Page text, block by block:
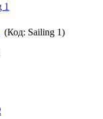
(Код: Sailing 1)